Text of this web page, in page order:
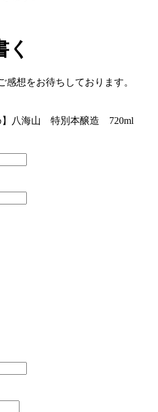
想をお待ちしております。
】八海山 特別本醸造 720ml